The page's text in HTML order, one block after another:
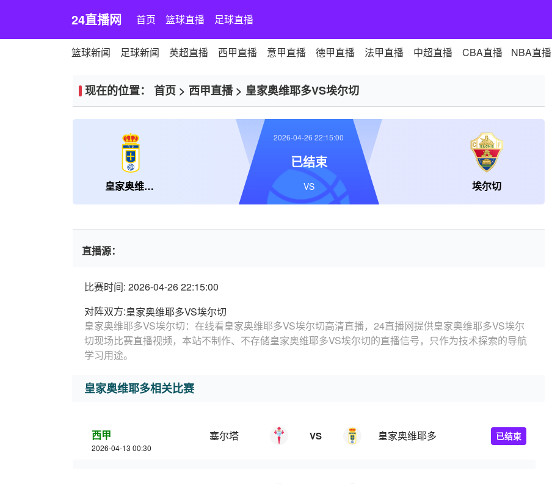
24直播网 首页 篮球直播 足球直播
篮球新闻 足球新闻 英超直播 西甲直播 意甲直播 德甲直播 法甲直播 中超直播 CBA直播 NBA直播
现在的位置： 首页 > 西甲直播> 皇家奥维耶多VS埃尔切
皇家奥维耶多 埃尔切
2026-04-26 22:15:00
已结束
VS
直播源：
比赛时间: 2026-04-26 22:15:00
对阵双方:皇家奥维耶多VS埃尔切
皇家奥维耶多VS埃尔切：在线看皇家奥维耶多VS埃尔切高清直播，24直播网提供皇家奥维耶多VS埃尔
切现场比赛直播视频，本站不制作、不存储皇家奥维耶多VS埃尔切的直播信号，只作为技术探索的导航
学习用途。
皇家奥维耶多相关比赛
西甲
2026-04-13 00:30
塞尔塔 VS 皇家奥维耶多 已结束